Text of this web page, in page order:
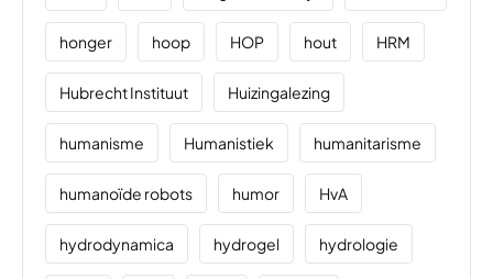
honger hoop HOP hout HRM
Hubrecht Instituut Huizingalezing
humanisme Humanistiek humanitarisme
humanoïde robots humor HvA
hydrodynamica hydrogel hydrologie